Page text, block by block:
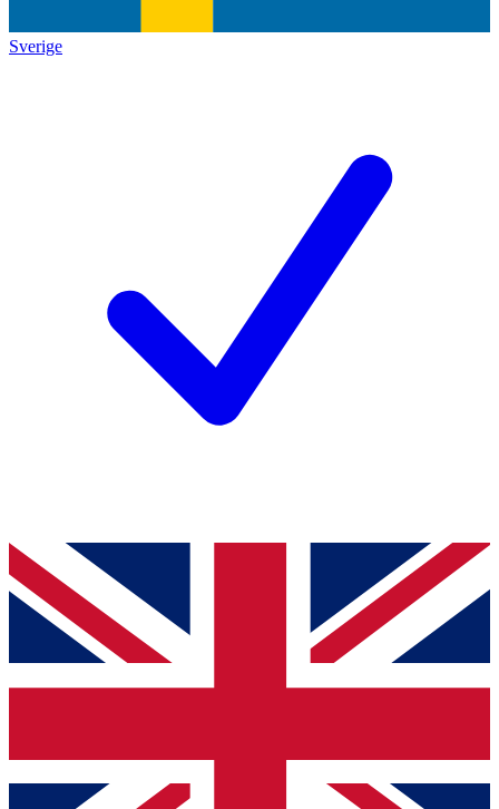
Sverige